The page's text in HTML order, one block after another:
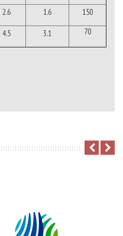
2.6 1.6
150
4.5 3.1 70